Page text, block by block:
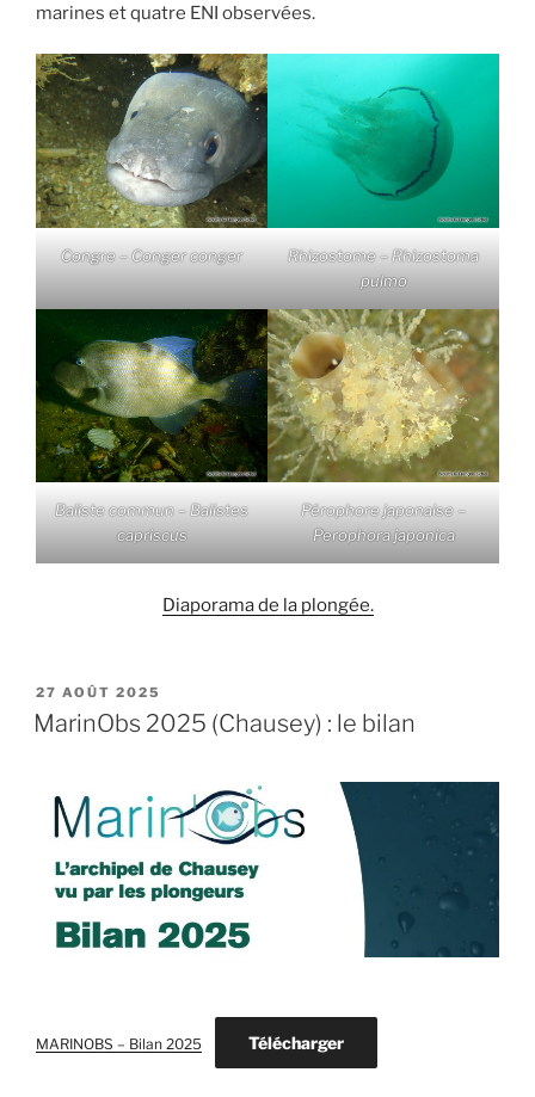
marines et quatre ENI observées.
Congre – Conger conger
Rhizostome – Rhizostoma
pulmo
Baliste commun – Balistes
capriscus
Pérophore japonaise –
Perophora japonica
Diaporama de la plongée.
PUBLIÉ
LE
27 AOÛT 2025
MarinObs 2025 (Chausey) : le bilan
MARINOBS – Bilan 2025 Télécharger